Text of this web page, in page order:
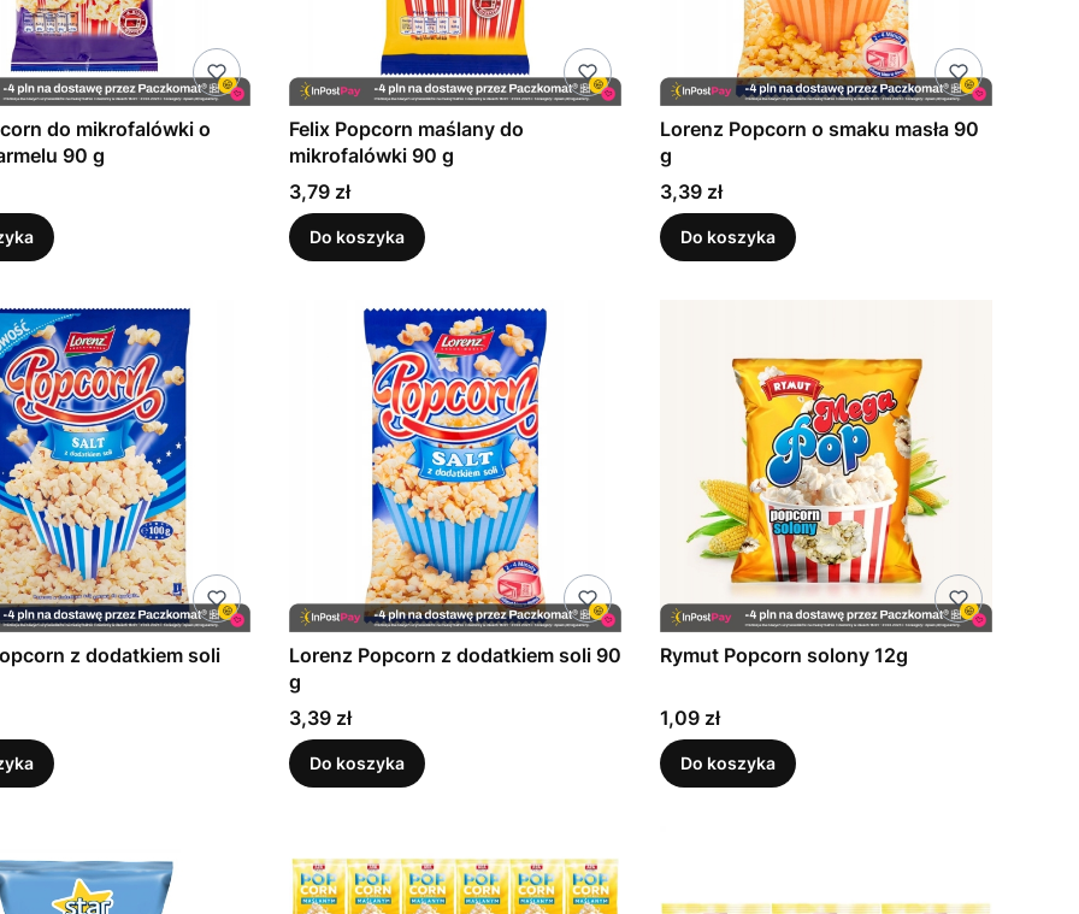
do mikrofalówki o
90 g
Felix Popcorn maślany do
mikrofalówki 90 g
Cena
3,79 zł
Do koszyka
Lorenz Popcorn o smaku masła 90
g
Cena
3,39 zł
Do koszyka
z dodatkiem soli
Lorenz Popcorn z dodatkiem soli 90
g
Cena
3,39 zł
Do koszyka
Rymut Popcorn solony 12g
Cena
1,09 zł
Do koszyka